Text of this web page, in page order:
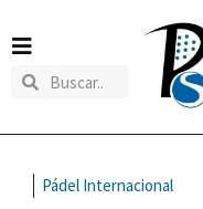
Pádel Internacional